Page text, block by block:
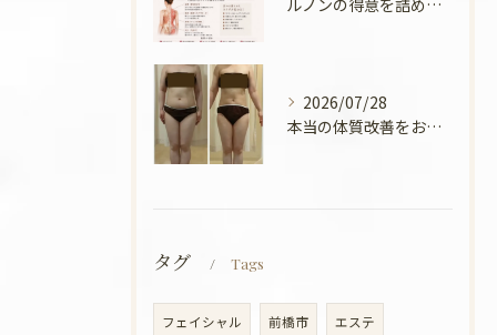
ルノンの得意を詰めてみました🧡
2026/07/28
本当の体質改善をお手伝い✨
タグ Tags
フェイシャル 前橋市 エステ